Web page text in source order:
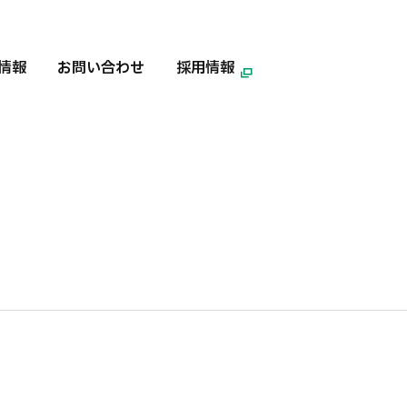
報 お問い合わせ 採用情報